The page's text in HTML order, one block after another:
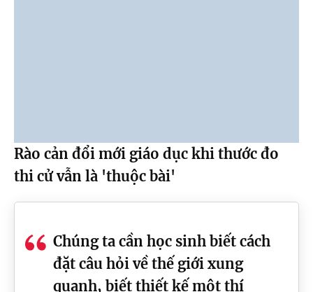
Rào cản đổi mới giáo dục khi thước đo
thi cử vẫn là 'thuộc bài'
Chúng ta cần học sinh biết cách
đặt câu hỏi về thế giới xung
quanh, biết thiết kế một thí